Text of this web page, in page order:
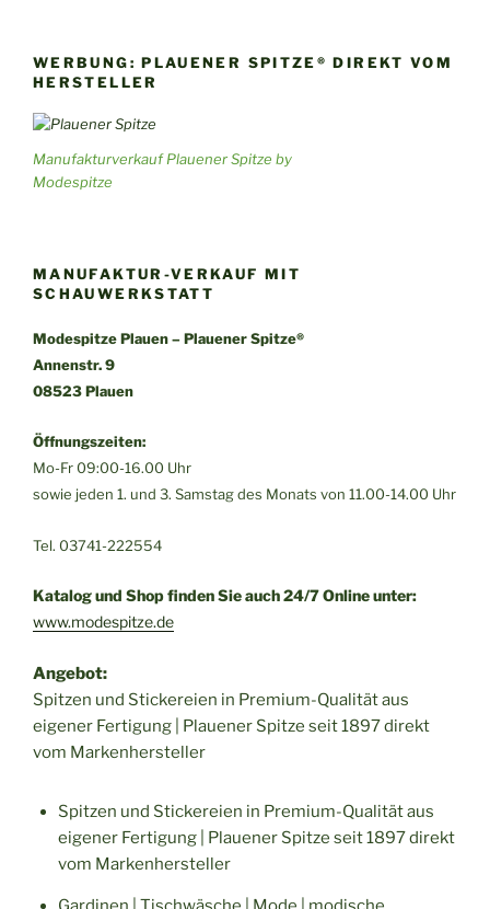
WERBUNG: PLAUENER SPITZE® DIREKT VOM
HERSTELLER
Manufakturverkauf Plauener Spitze by
Modespitze
MANUFAKTUR-VERKAUF MIT
SCHAUWERKSTATT
Modespitze Plauen – Plauener Spitze®
Annenstr. 9
08523 Plauen
Öffnungszeiten:
Mo-Fr 09:00-16.00 Uhr
sowie jeden 1. und 3. Samstag des Monats von 11.00-14.00 Uhr
Tel. 03741-222554
Katalog und Shop finden Sie auch 24/7 Online unter:
www.modespitze.de
Angebot:
Spitzen und Stickereien in Premium-Qualität aus
eigener Fertigung | Plauener Spitze seit 1897 direkt
vom Markenhersteller
Spitzen und Stickereien in Premium-Qualität aus
eigener Fertigung | Plauener Spitze seit 1897 direkt
vom Markenhersteller